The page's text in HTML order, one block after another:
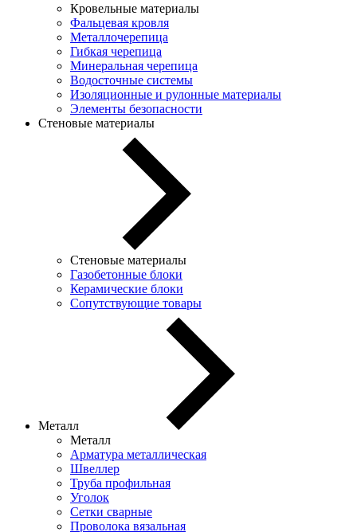
Кровельные материалы
Фальцевая кровля
Металлочерепица
Гибкая черепица
Минеральная черепица
Водосточные системы
Изоляционные и рулонные материалы
Элементы безопасности
Стеновые материалы
Стеновые материалы
Газобетонные блоки
Керамические блоки
Сопутствующие товары
Металл
Металл
Арматура металлическая
Швеллер
Труба профильная
Уголок
Сетки сварные
Проволока вязальная